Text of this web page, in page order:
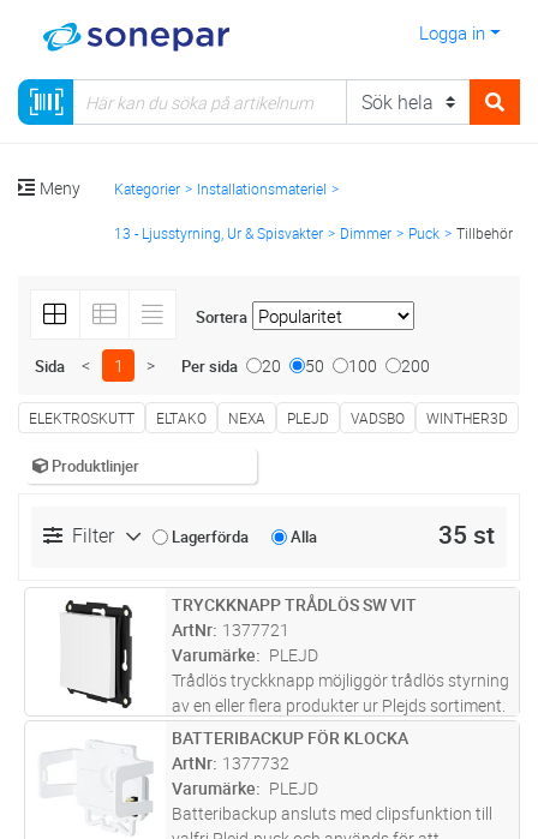
Logga in
Meny Kategorier Installationsmateriel
13 - Ljusstyrning, Ur & Spisvakter Dimmer Puck Tillbehör
Sortera
Sida < 1 > Per sida 20 50 100 200
ELEKTROSKUTT ELTAKO NEXA PLEJD VADSBO WINTHER3D
Produktlinjer
Filter Lagerförda Alla 35 st
ST Lägg i kundvagn
TRYCKKNAPP TRÅDLÖS SW VIT
ArtNr 1377721
Varumärke
PLEJD
Trådlös tryckknapp möjliggör trådlös styrning
av en eller flera produkter ur Plejds sortiment.
Konfigureras i Plejd-appen. WPH-01 monteras
enkelt utanpå standard apparatdosa eller
med dubbelsidig tej...läs mer
ST Lägg i kundvagn
BATTERIBACKUP FÖR KLOCKA
ArtNr 1377732
Varumärke
PLEJD
Batteribackup ansluts med clipsfunktion till